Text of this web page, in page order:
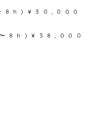
〜8h)¥30,000
〜8h)¥38,00 0